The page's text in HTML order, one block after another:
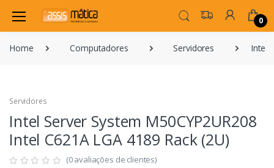
0
Home Computadores Servidores Intel
Servidores
Intel Server System M50CYP2UR208
Intel C621A LGA 4189 Rack (2U)
(0 avaliações de clientes)